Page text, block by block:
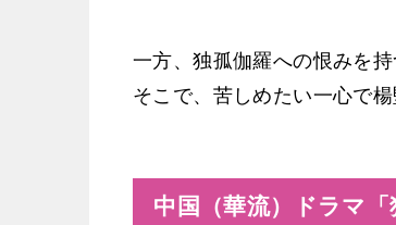
一方、独孤伽羅への恨みを持
そこで、苦しめたい一心で
中国（華流）ドラマ